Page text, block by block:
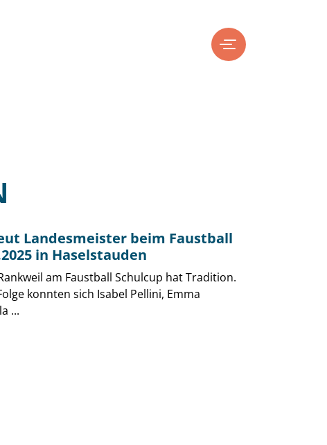
Landesmeister beim Faustball
in Haselstauden
am Faustball Schulcup hat Tradition.
konnten sich Isabel Pellini, Emma
...